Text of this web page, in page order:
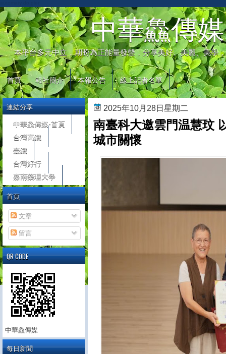
中華鱻傳媒
本平台多元中立，期盼為正能量發聲，分享美好、美麗、美學
首頁 報社簡介 本報公告 線上記者名單
2025年10月28日星期二
南臺科大邀雲門温慧玟
城市關懷
連結分享
中華鱻傳媒-首頁
台灣高鐵
臺鐵
台灣好行
嘉南藥理大學
首頁
文章
留言
QR CODE
中華鱻傳媒
每日新聞